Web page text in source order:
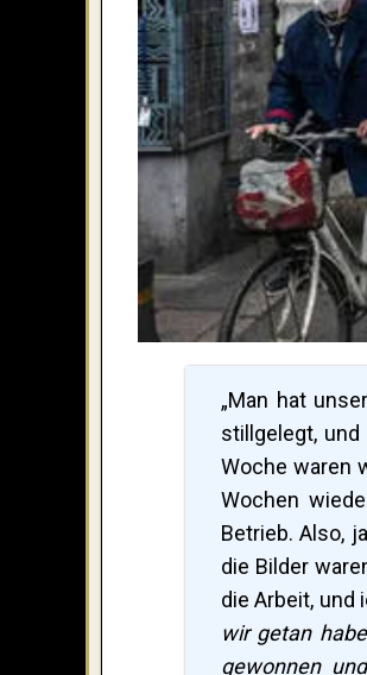
„Man hat
stillgelegt,
Woche waren
Wochen
Betrieb. Also,
die Bilder
die Arbeit, und
wir getan
gewonnen